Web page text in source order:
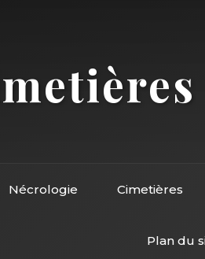
Nécrologie Cimetières
Plan du